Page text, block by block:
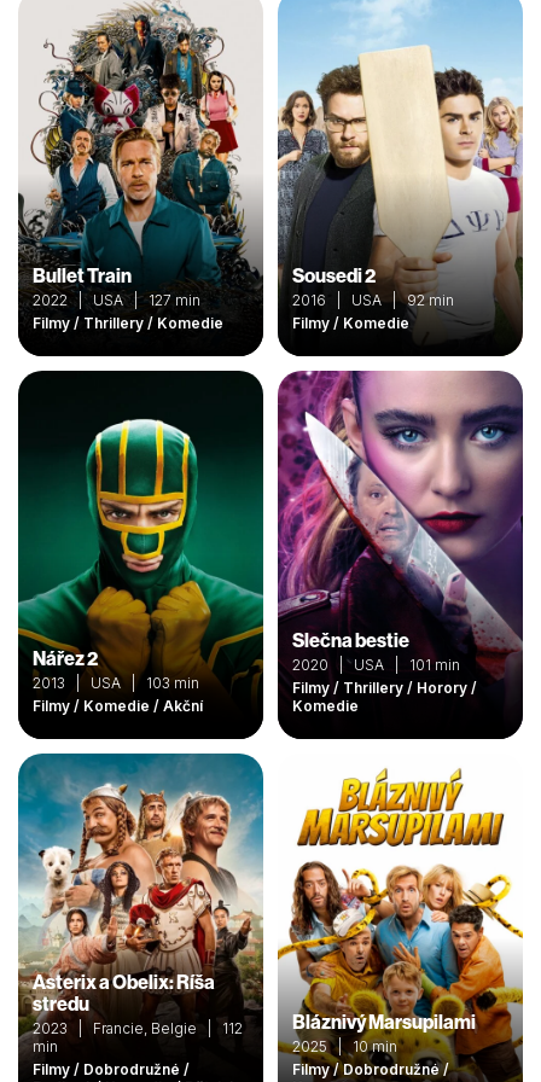
Bullet Train
2022 | USA | 127 min
Filmy / Thrillery / Komedie
Sousedi 2
2016 | USA | 92 min
Filmy / Komedie
Nářez 2
2013 | USA | 103 min
Filmy / Komedie / Akční
Slečna bestie
2020 | USA | 101 min
Filmy / Thrillery / Horory /
Komedie
Asterix a Obelix: Ríša
stredu
2023 | Francie, Belgie | 112
min
Filmy / Dobrodružné /
Bláznivý Marsupilami
2025 | 10 min
Filmy / Dobrodružné /